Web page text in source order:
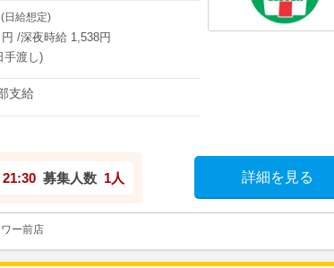
(日給想定)
/深夜時給 1,538円
手渡し)
支給
21:30 募集人数 1人 詳細を見る
ー前店